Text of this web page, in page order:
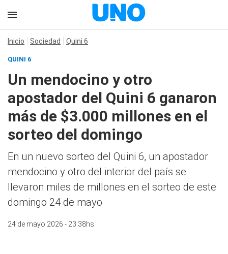
Inicio Sociedad Quini 6
QUINI 6
Un mendocino y otro
apostador del Quini 6 ganaron
más de $3.000 millones en el
sorteo del domingo
En un nuevo sorteo del Quini 6, un apostador
mendocino y otro del interior del país se
llevaron miles de millones en el sorteo de este
domingo 24 de mayo
24 de mayo 2026 - 23:38hs